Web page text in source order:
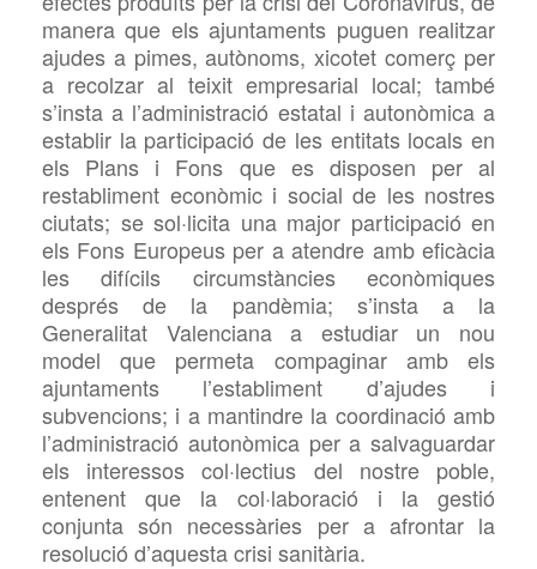
manera que els ajuntaments puguen realitzar
ajudes a pimes, autònoms, xicotet comerç per
a recolzar al teixit empresarial local; també
s’insta a l’administració estatal i autonòmica a
establir la participació de les entitats locals en
els Plans i Fons que es disposen per al
restabliment econòmic i social de les nostres
ciutats; se sol·licita una major participació en
els Fons Europeus per a atendre amb eficàcia
les difícils circumstàncies econòmiques
després de la pandèmia; s’insta a la
Generalitat Valenciana a estudiar un nou
model que permeta compaginar amb els
ajuntaments l’establiment d’ajudes i
subvencions; i a mantindre la coordinació amb
l’administració autonòmica per a salvaguardar
els interessos col·lectius del nostre poble,
entenent que la col·laboració i la gestió
conjunta són necessàries per a afrontar la
resolució d’aquesta crisi sanitària.